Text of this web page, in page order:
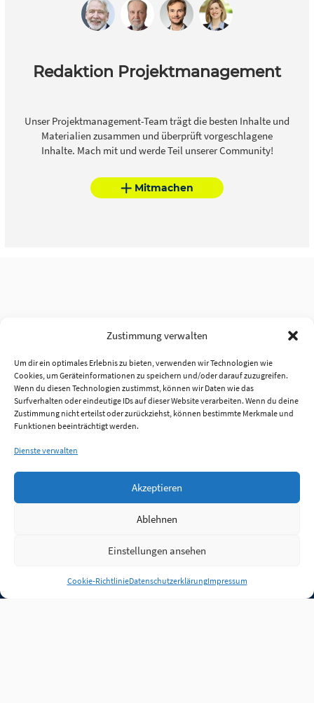
Zustimmung verwalten
Um dir ein optimales Erlebnis zu bieten, verwenden wir Technologien wie
Cookies, um Geräteinformationen zu speichern und/oder darauf zuzugreifen.
Wenn du diesen Technologien zustimmst, können wir Daten wie das
Surfverhalten oder eindeutige IDs auf dieser Website verarbeiten. Wenn du deine
Zustimmung nicht erteilst oder zurückziehst, können bestimmte Merkmale und
Funktionen beeinträchtigt werden.
Dienste verwalten
Akzeptieren
Ablehnen
Einstellungen ansehen
Cookie-RichtlinieDatenschutzerklärungImpressum
Redaktion Projektmanagement
Unser Projektmanagement-Team trägt die besten Inhalte und
Materialien zusammen und überprüft vorgeschlagene
Inhalte. Mach mit und werde Teil unserer Community!
Mitmachen
Anmelden
Jobs Partner FAQ Quellen